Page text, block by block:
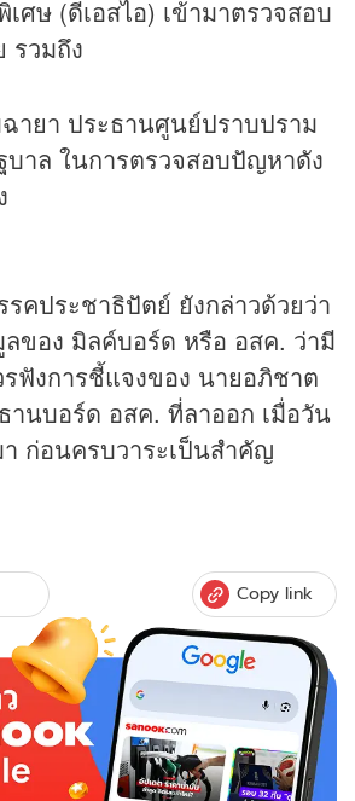
ศษ (ดีเอสไอ) เข้ามาตรวจสอบ
รวมถึง
ายา ประธานศูนย์ปราบปราม
าล ในการตรวจสอบปัญหาดัง
คประชาธิปัตย์ ยังกล่าวด้วยว่า
ของ มิลค์บอร์ด หรือ อสค. ว่ามี
ฟังการชี้แจงของ นายอภิชาต
านบอร์ด อสค. ที่ลาออก เมื่อวัน
ก่อนครบวาระเป็นสำคัญ
Copy link